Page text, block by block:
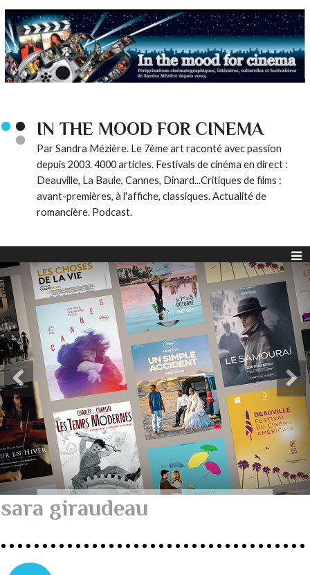
IN THE MOOD FOR CINEMA
Par Sandra Mézière. Le 7ème art raconté avec passion
depuis 2003. 4000 articles. Festivals de cinéma en direct :
Deauville, La Baule, Cannes, Dinard...Critiques de films :
avant-premières, à l'affiche, classiques. Actualité de
romancière. Podcast.
sara giraudeau